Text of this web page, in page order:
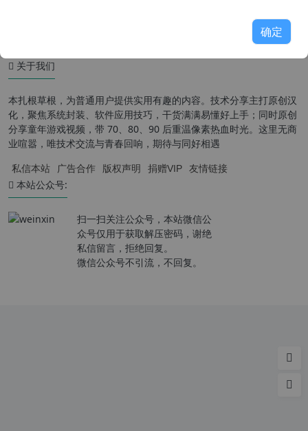
关于我们
本扎根草根，为普通用户提供实用有趣的内容。技术分享主打原创汉
化，聚焦系统封装、软件应用技巧，干货满满易懂好上手；同时原创
分享童年游戏视频，带 70、80、90 后重温像素热血时光。这里无商
业喧嚣，唯技术交流与青春回响，期待与同好相遇
私信本站 广告合作 版权声明 捐赠VIP 友情链接
本站公众号:
扫一扫关注公众号，本站微信公
众号仅用于获取解压密码，谢绝
私信留言，拒绝回复。
微信公众号不引流，不回复。
确定